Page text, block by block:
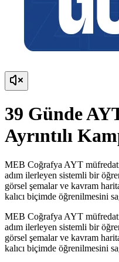
39 Günde
Ayrıntılı
MEB Coğrafya AYT
adım ilerleyen sistemli bir
görsel şemalar ve kavram
kalıcı biçimde öğrenilmesini
MEB Coğrafya AYT
adım ilerleyen sistemli bir
görsel şemalar ve kavram
kalıcı biçimde öğrenilmesini